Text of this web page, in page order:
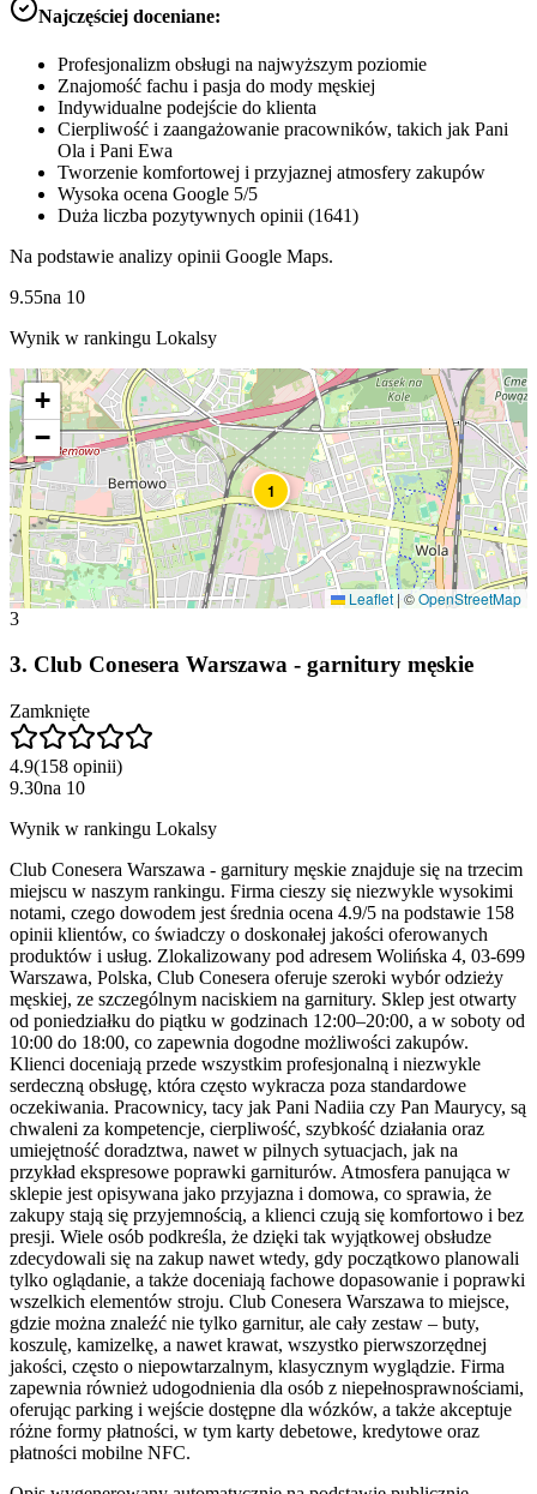
Najczęściej doceniane:
Profesjonalizm obsługi na najwyższym poziomie
Znajomość fachu i pasja do mody męskiej
Indywidualne podejście do klienta
Cierpliwość i zaangażowanie pracowników, takich jak Pani
Ola i Pani Ewa
Tworzenie komfortowej i przyjaznej atmosfery zakupów
Wysoka ocena Google 5/5
Duża liczba pozytywnych opinii (1641)
Na podstawie analizy opinii Google Maps.
9.55na 10
Wynik w rankingu Lokalsy
1
+
−
Leaflet|©OpenStreetMap
3
3. Club Conesera Warszawa - garnitury męskie
Zamknięte
4.9(158 opinii)
9.30na 10
Wynik w rankingu Lokalsy
Club Conesera Warszawa - garnitury męskie znajduje się na trzecim
miejscu w naszym rankingu. Firma cieszy się niezwykle wysokimi
notami, czego dowodem jest średnia ocena 4.9/5 na podstawie 158
opinii klientów, co świadczy o doskonałej jakości oferowanych
produktów i usług. Zlokalizowany pod adresem Wolińska 4, 03-699
Warszawa, Polska, Club Conesera oferuje szeroki wybór odzieży
męskiej, ze szczególnym naciskiem na garnitury. Sklep jest otwarty
od poniedziałku do piątku w godzinach 12:00–20:00, a w soboty od
10:00 do 18:00, co zapewnia dogodne możliwości zakupów.
Klienci doceniają przede wszystkim profesjonalną i niezwykle
serdeczną obsługę, która często wykracza poza standardowe
oczekiwania. Pracownicy, tacy jak Pani Nadiia czy Pan Maurycy, są
chwaleni za kompetencje, cierpliwość, szybkość działania oraz
umiejętność doradztwa, nawet w pilnych sytuacjach, jak na
przykład ekspresowe poprawki garniturów. Atmosfera panująca w
sklepie jest opisywana jako przyjazna i domowa, co sprawia, że
zakupy stają się przyjemnością, a klienci czują się komfortowo i bez
presji. Wiele osób podkreśla, że dzięki tak wyjątkowej obsłudze
zdecydowali się na zakup nawet wtedy, gdy początkowo planowali
tylko oglądanie, a także doceniają fachowe dopasowanie i poprawki
wszelkich elementów stroju. Club Conesera Warszawa to miejsce,
gdzie można znaleźć nie tylko garnitur, ale cały zestaw – buty,
koszulę, kamizelkę, a nawet krawat, wszystko pierwszorzędnej
jakości, często o niepowtarzalnym, klasycznym wyglądzie. Firma
zapewnia również udogodnienia dla osób z niepełnosprawnościami,
oferując parking i wejście dostępne dla wózków, a także akceptuje
różne formy płatności, w tym karty debetowe, kredytowe oraz
płatności mobilne NFC.